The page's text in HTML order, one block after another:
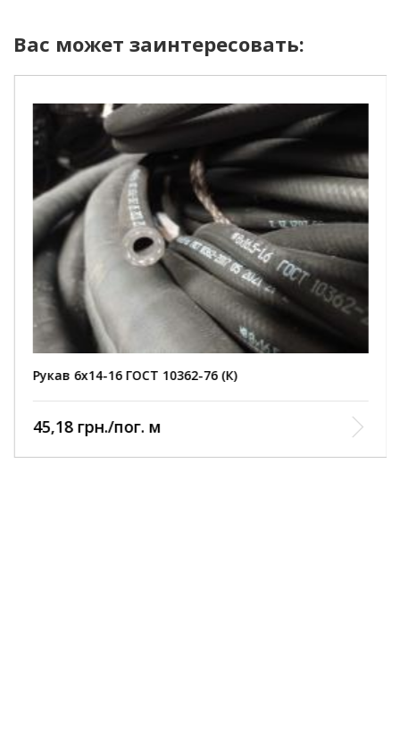
Вас может заинтересовать:
Рукав 6х14-16 ГОСТ 10362-76 (К)
45,18 грн./пог. м